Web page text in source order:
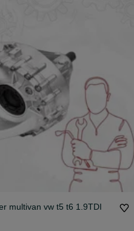
multivan vw t5 t6 1.9TDI